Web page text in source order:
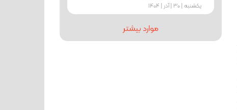
یکشنبه | 30 | آذر | 1404
موارد بیشتر